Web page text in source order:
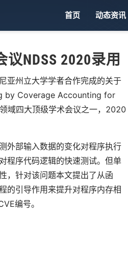
首页 动态资讯
NDSS 2020录用
亚州立大学学者合作完成的关于
by Coverage Accounting for
域四大顶级学术会议之一，2020
外部输入数据的变化对程序执行
程序代码逻辑的快速测试。但单
，针对该问题本文提出了从函
的引导作用来提升对程序内存相
编号。